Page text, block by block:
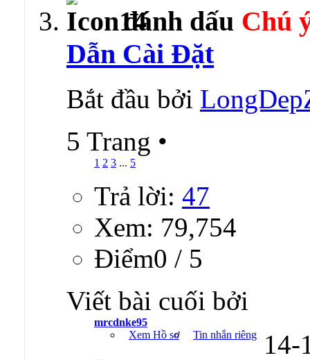
Chú
Dẫn Cài Đặt
Bắt đầu bởi
5 Trang •
1 2 3 ... 5
Trả lời: 47
Xem: 79,754
Ðiểm0 / 5
Viết bài cuối bởi
mrcdnke95
Xem Hồ sơ
Tin nhắn riêng 14-